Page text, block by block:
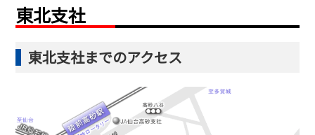
東北支社
東北支社までのアクセス